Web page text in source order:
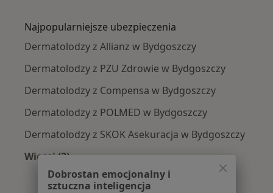
Najpopularniejsze ubezpieczenia
Dermatolodzy z Allianz w Bydgoszczy
Dermatolodzy z PZU Zdrowie w Bydgoszczy
Dermatolodzy z Compensa w Bydgoszczy
Dermatolodzy z POLMED w Bydgoszczy
Dermatolodzy z SKOK Asekuracja w Bydgoszczy
Więcej (2)
Więcej w kategorii: Najpopularniejsze
Dobrostan emocjonalny i
sztuczna inteligencja